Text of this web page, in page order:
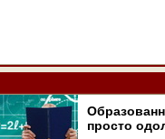
просто